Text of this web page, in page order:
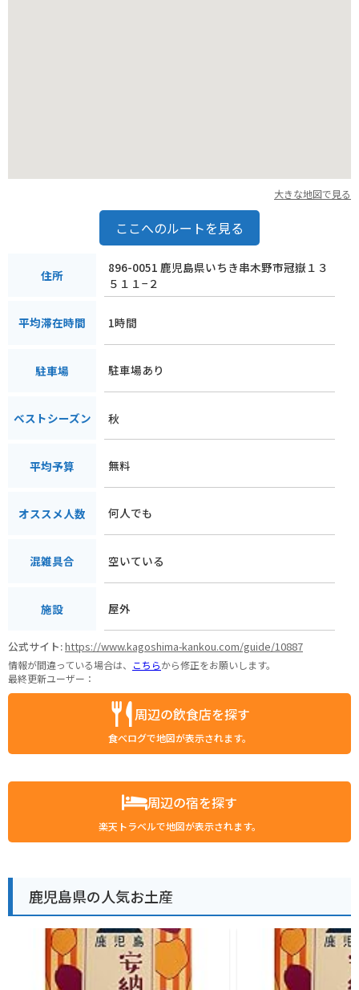
大きな地図で見る
ここへのルートを見る
住所
896-0051 鹿児島県いちき串木野市冠嶽１３
５１１−２
平均滞在時間 1時間
駐車場 駐車場あり
ベストシーズン 秋
平均予算 無料
オススメ人数 何人でも
混雑具合 空いている
施設 屋外
公式サイト:https://www.kagoshima-kankou.com/guide/10887
情報が間違っている場合は、 こちらから修正をお願いします。
最終更新ユーザー：
周辺の飲食店を探す
食べログで地図が表示されます。
周辺の宿を探す
楽天トラベルで地図が表示されます。
鹿児島県の人気お土産